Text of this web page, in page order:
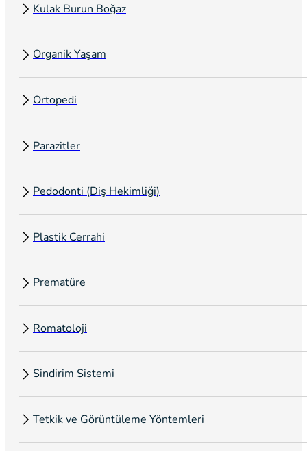
Kulak Burun Boğaz
Organik Yaşam
Ortopedi
Parazitler
Pedodonti (Diş Hekimliği)
Plastik Cerrahi
Prematüre
Romatoloji
Sindirim Sistemi
Tetkik ve Görüntüleme Yöntemleri